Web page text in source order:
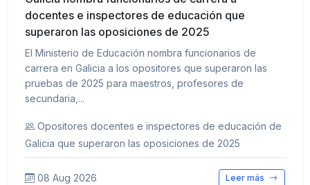
docentes e inspectores de educación que
superaron las oposiciones de 2025
El Ministerio de Educación nombra funcionarios de
carrera en Galicia a los opositores que superaron las
pruebas de 2025 para maestros, profesores de
secundaria,...
Opositores docentes e inspectores de educación de
Galicia que superaron las oposiciones de 2025
08 Aug 2026 Leer más